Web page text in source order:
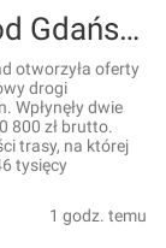
Droga ekspresowa S6 pod Gdańskiem zostanie rozbudowana
otworzyła oferty
drogi
Wpłynęły dwie
800 zł brutto.
trasy, na której
tysięcy
1 godz. temu